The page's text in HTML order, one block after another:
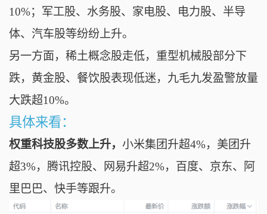
10%； 军工股、水务股、家电股、电力股、半导
体、汽车股等纷纷上升。
另一方面，稀土概念股走低，重型机械股部分下
跌，黄金股、餐饮股表现低迷，九毛九发盈警放量
大跌超10%。
具体来看：
权重科技股多数上升， 小米集团升超4%， 美团升
超3%，腾讯控股、网易升超2%，百度、京东、阿
里巴巴、快手等跟升。